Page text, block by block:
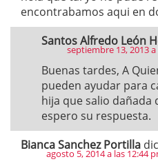
encontrabamos aqui en
Santos Alfredo León
septiembre 13, 2013 a
Buenas tardes, A
pueden ayudar para
hija que salio dañada
espero su respuesta.
Bianca Sanchez Portilla
agosto 5, 2014 a las 12:44